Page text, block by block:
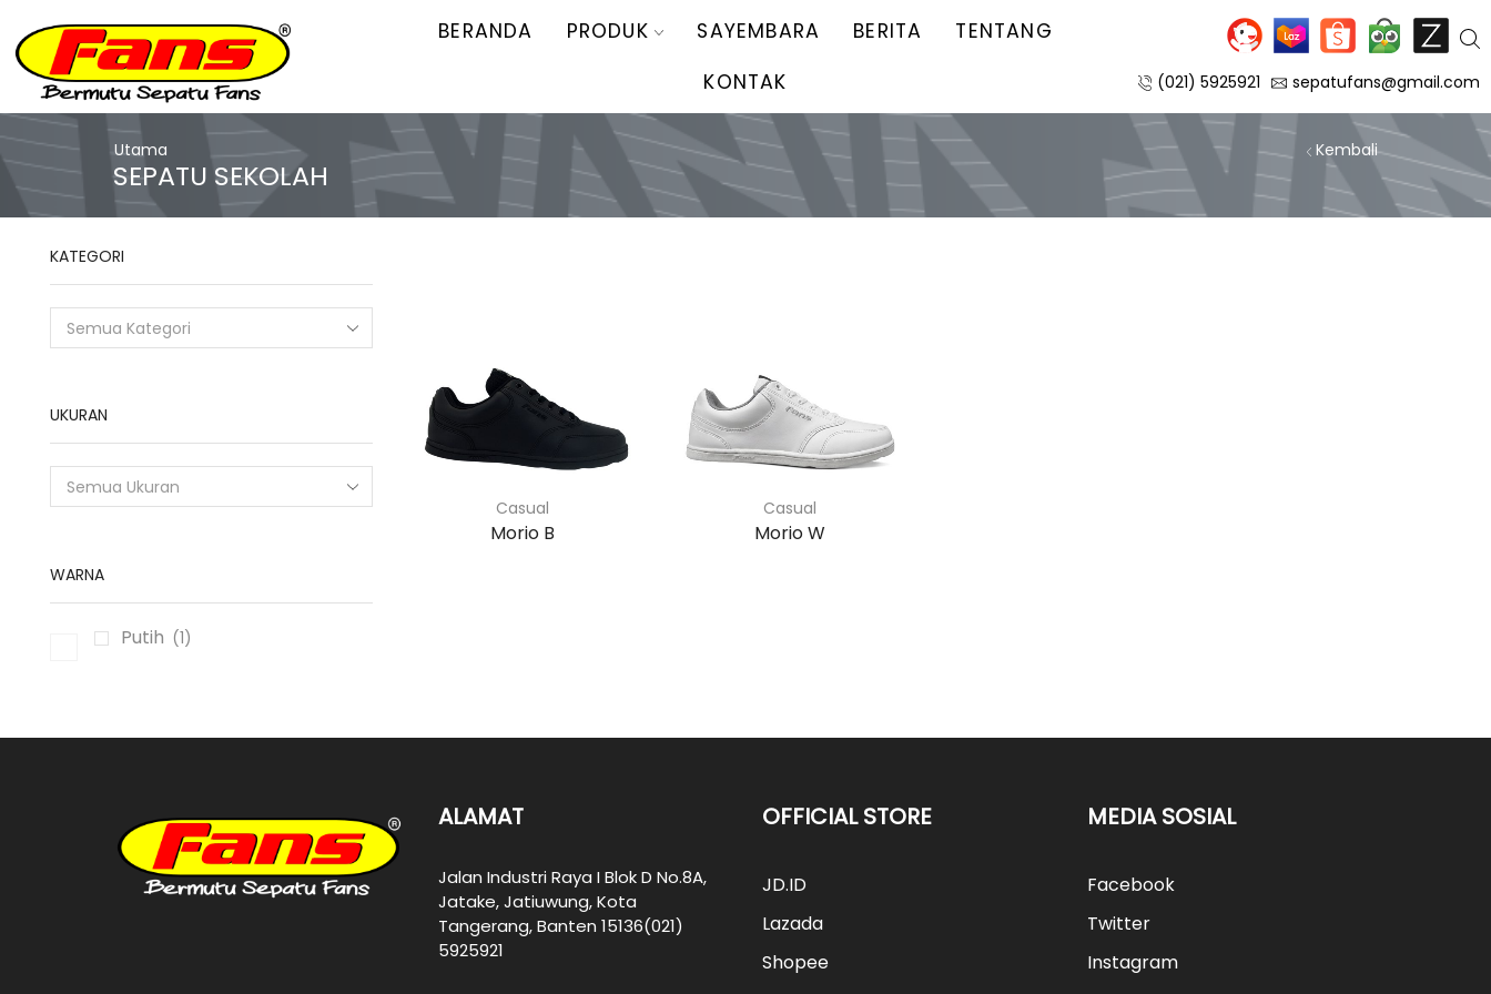
BERANDA PRODUK SAYEMBARA BERITA
TENTANG
KONTAK
(021) 5925921 sepatufans@gmail.com
Utama
SEPATU SEKOLAH
Kembali
Casual
Morio B
Casual
Morio W
KATEGORI
Semua Kategori
UKURAN
Semua Ukuran
WARNA
Putih (1)
ALAMAT
Jalan Industri Raya I Blok D No.8A,
Jatake, Jatiuwung, Kota
Tangerang, Banten 15136(021)
5925921
OFFICIAL STORE
JD.ID
Lazada
Shopee
MEDIA SOSIAL
Facebook
Twitter
Instagram